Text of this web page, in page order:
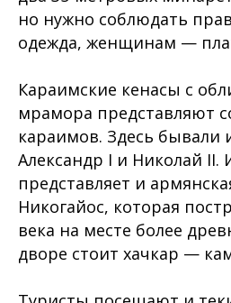
но нужно соблюдать
одежда, женщинам —
Караимские кенасы с
мрамора представляют
караимов. Здесь бывали
Александр I и Николай II.
представляет и
Никогайос, которая
века на месте более
дворе стоит хачкар —